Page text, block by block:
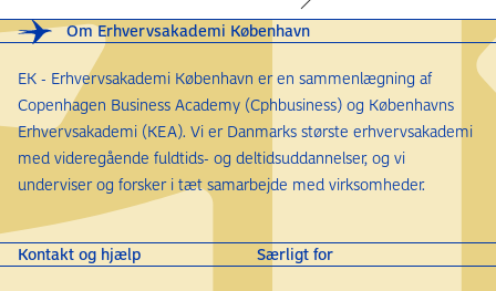
Om Erhvervsakademi København
EK - Erhvervsakademi København er en sammenlægning af
Copenhagen Business Academy (Cphbusiness) og Københavns
Erhvervsakademi (KEA). Vi er Danmarks største erhvervsakademi
med videregående fuldtids- og deltidsuddannelser, og vi
underviser og forsker i tæt samarbejde med virksomheder.
Kontakt og hjælp Særligt for